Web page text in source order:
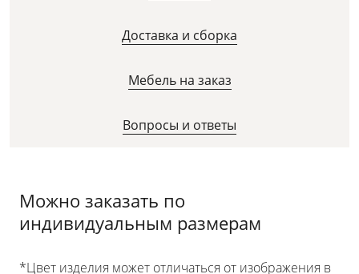
Доставка и сборка
Мебель на заказ
Вопросы и ответы
Можно заказать по
индивидуальным размерам
*Цвет изделия может отличаться от изображения в